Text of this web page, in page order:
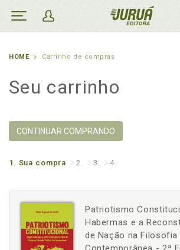
HOME Carrinho de compras
Seu carrinho
CONTINUAR COMPRANDO
1. Sua compra 2. 3. 4.
Patriotismo
Habermas e a
de Nação na